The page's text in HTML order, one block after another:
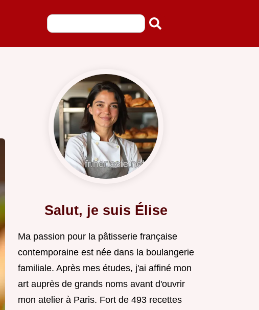
Salut, je suis Élise
Ma passion pour la pâtisserie française
contemporaine est née dans la boulangerie
familiale. Après mes études, j'ai affiné mon
art auprès de grands noms avant d'ouvrir
mon atelier à Paris. Fort de 493 recettes